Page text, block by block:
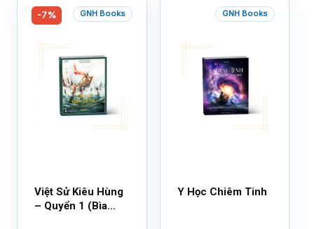
-7% GNH Books
Việt Sử Kiêu Hùng
– Quyển 1 (Bìa
GNH Books
Y Học Chiêm Tinh